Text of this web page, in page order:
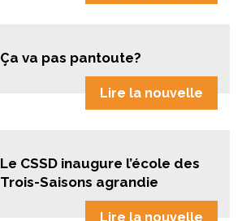
Ça va pas pantoute?
Lire la nouvelle
Le CSSD inaugure l’école des
Trois-Saisons agrandie
Lire la nouvelle